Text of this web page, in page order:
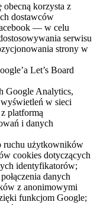
korzysta z
dostawców
— w celu
serwisu
strony w
Let’s Board
Google Analytics,
w sieci
platformą
i danych
ruchu użytkowników
cookies dotyczących
identyfikatorów;
danych
z anonimowymi
funkcjom Google;